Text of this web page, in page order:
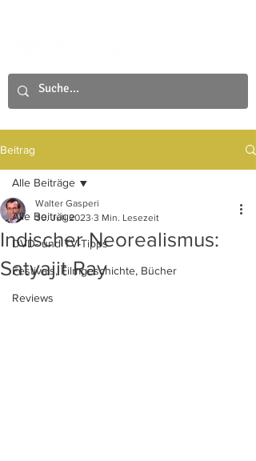
Beitrag
Alle Beiträge
DVD- und TV-Tipps
Festivals, Filmgeschichte, Bücher
Reviews
Alle Beiträge
Indischer Neorealismus:
Satyajit Ray
Walter Gasperi
30. Juli 2023 3 Min. Lesezeit